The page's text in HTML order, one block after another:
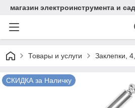
магазин электроинструмента и
Товары и услуги Заклепки,
СКИДКА за Наличку